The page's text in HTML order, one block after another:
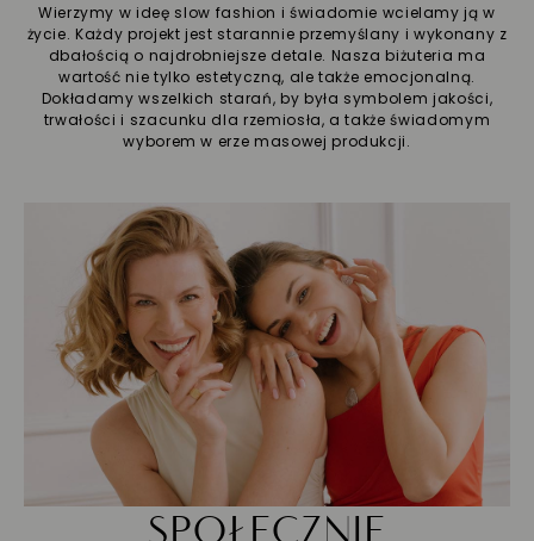
Wierzymy w ideę slow fashion i świadomie wcielamy ją w
życie. Każdy projekt jest starannie przemyślany i wykonany z
dbałością o najdrobniejsze detale. Nasza biżuteria ma
wartość nie tylko estetyczną, ale także emocjonalną.
Dokładamy wszelkich starań, by była symbolem jakości,
trwałości i szacunku dla rzemiosła, a także świadomym
wyborem w erze masowej produkcji.